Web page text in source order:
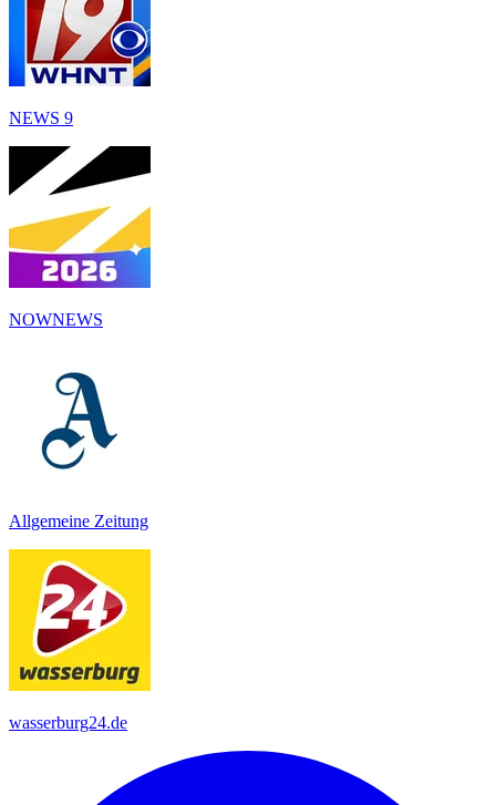
NEWS 9
NOWNEWS
Allgemeine Zeitung
wasserburg24.de